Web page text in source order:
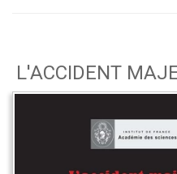
L'ACCIDENT